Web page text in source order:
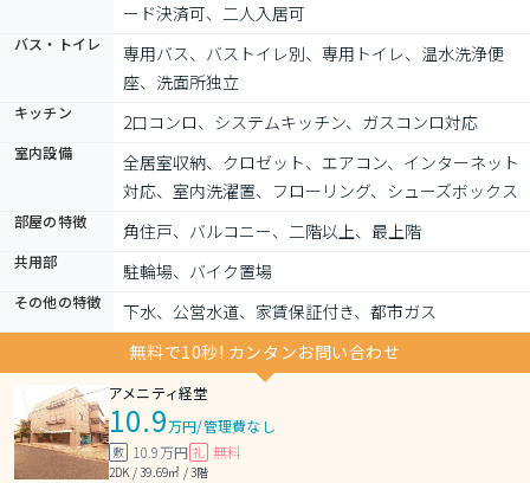
ード決済可、二人入居可
バス・トイレ
専用バス、バストイレ別、専用トイレ、温水洗浄便
座、洗面所独立
キッチン 2口コンロ、システムキッチン、ガスコンロ対応
室内設備
全居室収納、クロゼット、エアコン、インターネット
対応、室内洗濯置、フローリング、シューズボックス
部屋の特徴 角住戸、バルコニー、二階以上、最上階
共用部 駐輪場、バイク置場
その他の特徴
下水、公営水道、家賃保証付き、都市ガス
無料で10秒! カンタンお問い合わせ
アメニティ経堂
10.9万円/管理費なし
敷 10.9万円 礼 無料
2DK / 39.69㎡ / 3階